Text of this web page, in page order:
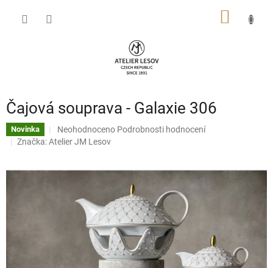
Čajová souprava - Galaxie 306
Novinka
Průměrné
hodnocení
hvězdiček.
Neohodnoceno Podrobnosti hodnocení
Značka:Atelier JM Lesov